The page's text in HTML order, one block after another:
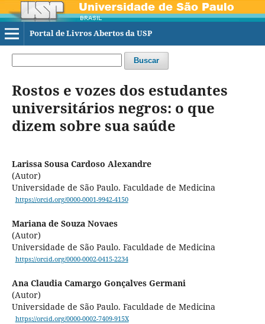
Portal de Livros Abertos da USP
Buscar
Rostos e vozes dos estudantes
universitários negros: o que
dizem sobre sua saúde
Larissa Sousa Cardoso Alexandre
(Autor)
Universidade de São Paulo. Faculdade de Medicina
https://orcid.org/0000-0001-9942-4150
Mariana de Souza Novaes
(Autor)
Universidade de São Paulo. Faculdade de Medicina
https://orcid.org/0000-0002-0415-2234
Ana Claudia Camargo Gonçalves Germani
(Autor)
Universidade de São Paulo. Faculdade de Medicina
https://orcid.org/0000-0002-7409-915X